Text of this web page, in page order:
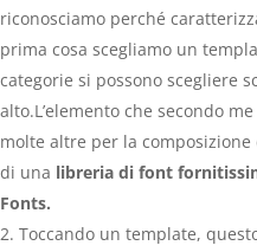
riconosciamo perché
prima cosa scegliamo un
categorie si possono scegliere
alto.L’elemento che secondo
molte altre per la
di una libreria di font
Fonts.
Toccando un template,